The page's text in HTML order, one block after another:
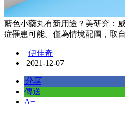
藍色小藥丸有新用途？美研究：
症罹患可能。僅為情境配圖，取自
伊佳奇
2021-12-07
分享
傳送
A+